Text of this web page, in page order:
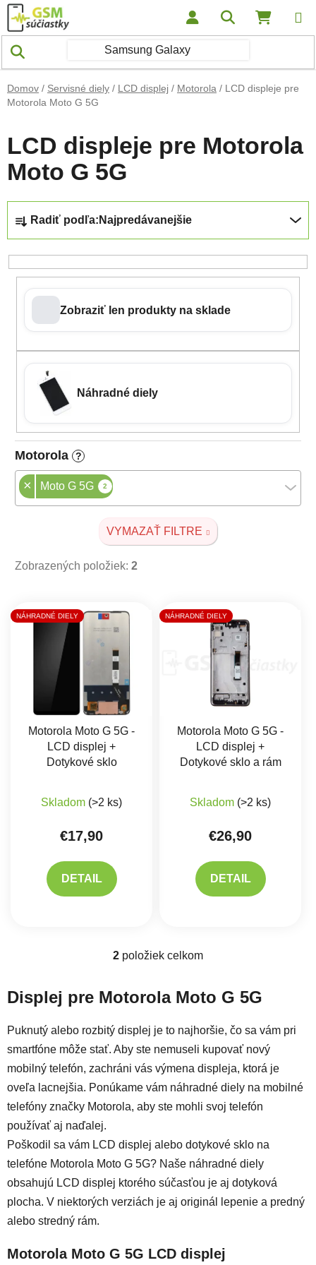
Prejsť na obsah Hľadať
Domov / Servisné diely / LCD displej / Motorola / LCD displeje pre
Motorola Moto G 5G
LCD displeje pre Motorola
Moto G 5G
Radiť podľa: Najpredávanejšie
Zobraziť len produkty na sklade
Náhradné diely
Motorola ?
× Moto G 5G 2
VYMAZAŤ FILTRE
Zobrazených položiek: 2
Výpis produktov
NÁHRADNÉ DIELY
Motorola Moto G 5G -
LCD displej +
Dotykové sklo
Skladom (>2 ks)
€17,90
DETAIL
NÁHRADNÉ DIELY
Motorola Moto G 5G -
LCD displej +
Dotykové sklo a rám
Skladom (>2 ks)
€26,90
DETAIL
Ovládacie prvky výpisu
2 položiek celkom
Displej pre Motorola Moto G 5G
Puknutý alebo rozbitý displej je to najhoršie, čo sa vám pri
smartfóne môže stať. Aby ste nemuseli kupovať nový
mobilný telefón, zachráni vás výmena displeja, ktorá je
oveľa lacnejšia. Ponúkame vám náhradné diely na mobilné
telefóny značky Motorola, aby ste mohli svoj telefón
používať aj naďalej.
Poškodil sa vám LCD displej alebo dotykové sklo na
telefóne Motorola Moto G 5G? Naše náhradné diely
obsahujú LCD displej ktorého súčasťou je aj dotyková
plocha. V niektorých verziách je aj originál lepenie a predný
alebo stredný rám.
Motorola Moto G 5G LCD displej